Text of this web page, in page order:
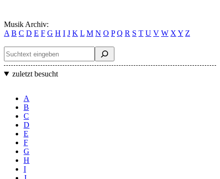
Musik Archiv:
A B C D E F G H I J K L M N O P Q R S T U V W X Y Z
Suchen
zuletzt besucht
A
B
C
D
E
F
G
H
I